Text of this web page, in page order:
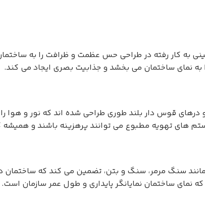
به کار رفته در طراحی حس عظمت و ظرافت را به
نمای ساختمان می بخشد و جذابیت بصری ایجاد می کند.
قوس دار بلند طوری طراحی شده اند که نور و
های تهویه مطبوع می توانند پرهزینه باشند و همیشه
مانند سنگ مرمر، سنگ و بتن، تضمین می کند که
نمای ساختمان نمایانگر پایداری و طول عمر سازمان است.